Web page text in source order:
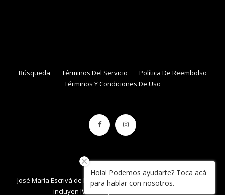
Búsqueda Términos Del Servicio
Política De Reembolso
Términos Y Condiciones De Uso
José María Escrivá de Balaguer 861, local 34 , Con Con. / Precios
incluyen IVA / Tarquinia.cl / 2020 / Chile.
Hola! Podemos ayudarte? Toca acá
para hablar con nosotros.